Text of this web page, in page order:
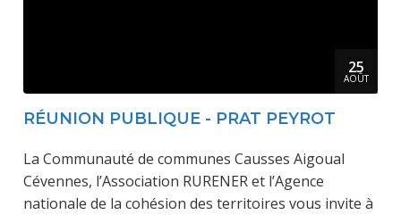
25
AOÛT
RÉUNION PUBLIQUE - PRAT PEYROT
La Communauté de communes Causses Aigoual
Cévennes, l’Association RURENER et l’Agence
nationale de la cohésion des territoires vous invite à